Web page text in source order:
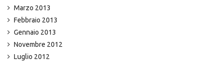
Marzo 2013
Febbraio 2013
Gennaio 2013
Novembre 2012
Luglio 2012